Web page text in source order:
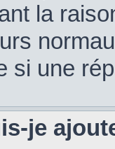
la
si une
je